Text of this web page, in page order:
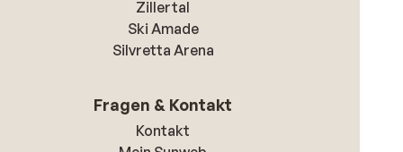
Zillertal
Ski Amade
Silvretta Arena
Fragen & Kontakt
Kontakt